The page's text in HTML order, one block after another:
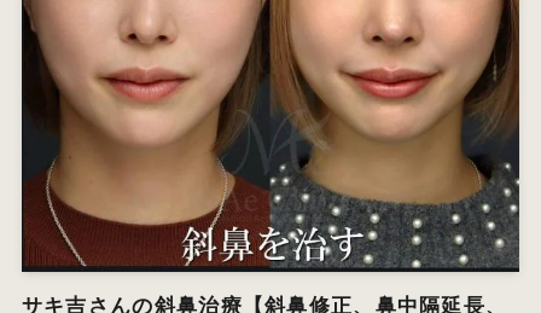
サキ吉さんの斜鼻治療【斜鼻修正、鼻中隔延長、